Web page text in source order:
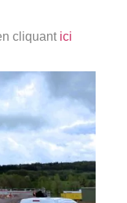
cliquant ici